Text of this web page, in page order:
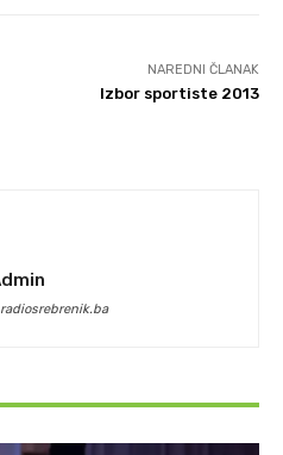
NAREDNI ČLANAK
Izbor sportiste 2013